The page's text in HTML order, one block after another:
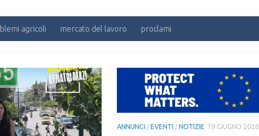
agricoli mercato del lavoro
proclami
ANNUNCI /EVENTI /NOTIZIE 19 GIUGNO 2026